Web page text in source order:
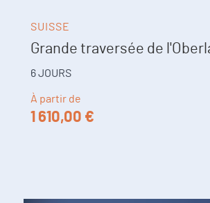
SUISSE
Grande traversée de
6 JOURS
À partir de
1 610,00 €